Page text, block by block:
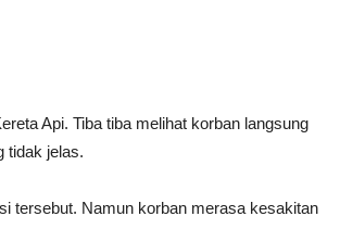
Api. Tiba tiba melihat korban langsung
tidak jelas.
tersebut. Namun korban merasa kesakitan